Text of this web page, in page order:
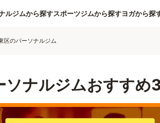
ルジムから探すスポーツジムから探すヨガから探
区のパーソナルジム
ソナルジムおすすめ